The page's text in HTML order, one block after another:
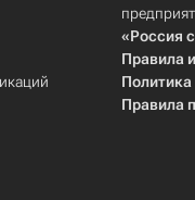
«Россия
Правила
Правила